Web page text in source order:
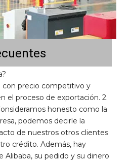
con precio competitivo y
el proceso de exportación. 2.
honesto como la
podemos decirle la
de nuestros otros clientes
crédito. Además, hay
Alibaba, su pedido y su dinero